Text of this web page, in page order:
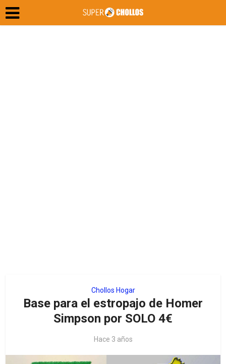
Chollos Hogar
Base para el estropajo de Homer
Simpson por SOLO 4€
Hace 3 años